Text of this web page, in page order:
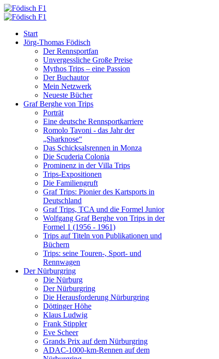
Start
Jörg-Thomas Födisch
Der Rennsportfan
Unvergessliche Große Preise
Mythos Trips – eine Passion
Der Buchautor
Mein Netzwerk
Neueste Bücher
Graf Berghe von Trips
Porträt
Eine deutsche Rennsportkarriere
Romolo Tavoni - das Jahr der
„Sharknose“
Das Schicksalsrennen in Monza
Die Scuderia Colonia
Prominenz in der Villa Trips
Trips-Expositionen
Die Familiengruft
Graf Trips: Pionier des Kartsports in
Deutschland
Graf Trips, TCA und die Formel Junior
Wolfgang Graf Berghe von Trips in der
Formel 1 (1956 - 1961)
Trips auf Titeln von Publikationen und
Büchern
Trips: seine Touren-, Sport- und
Rennwagen
Der Nürburgring
Die Nürburg
Der Nürburgring
Die Herausforderung Nürburgring
Döttinger Höhe
Klaus Ludwig
Frank Stippler
Eve Scheer
Grands Prix auf dem Nürburgring
ADAC-1000-km-Rennen auf dem